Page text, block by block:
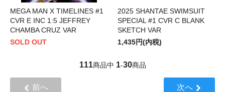
MEGA MAN X TIMELINES #1
CVR E INC 1:5 JEFFREY
CHAMBA CRUZ VAR
SOLD OUT
2025 SHANTAE SWIMSUIT
SPECIAL #1 CVR C BLANK
SKETCH VAR
1,435円(内税)
111商品中 1-30商品
前へ 次へ